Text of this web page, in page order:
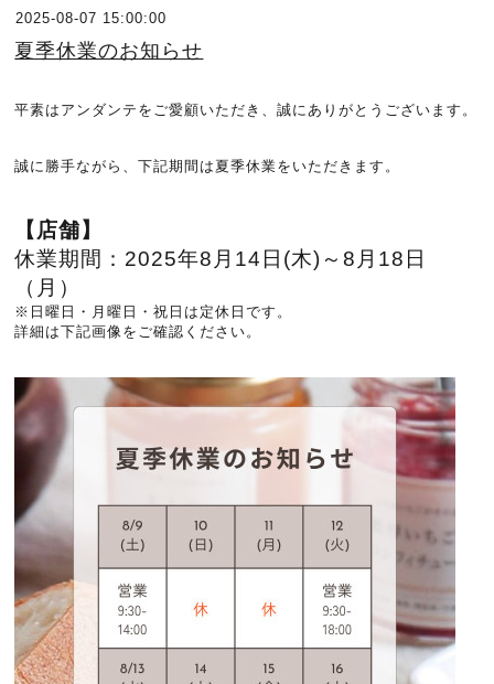
2025-08-07 15:00:00
夏季休業のお知らせ
平素はアンダンテをご愛顧いただき、誠にありがとうございます。
誠に勝手ながら、下記期間は夏季休業をいただきます。
【店舗】
休業期間： 2025年8月14日(木)～8月 18日
（月）
※日曜日・月曜日・祝日は定休日です。
詳細は下記画像をご確認ください。